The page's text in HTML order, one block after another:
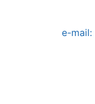
e-mail: